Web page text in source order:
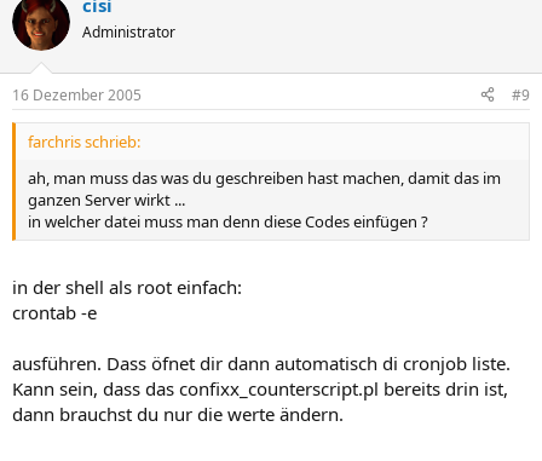
cisi
Administrator
16 Dezember 2005 #9
farchris schrieb:
ah, man muss das was du geschreiben hast machen, damit das im
ganzen Server wirkt ...
in welcher datei muss man denn diese Codes einfügen ?
in der shell als root einfach:
crontab -e
ausführen. Dass öfnet dir dann automatisch di cronjob liste.
Kann sein, dass das confixx_counterscript.pl bereits drin ist,
dann brauchst du nur die werte ändern.